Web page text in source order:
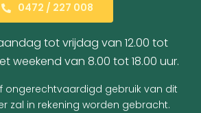
0472 / 227 008
tot vrijdag van 12.00 tot
weekend van 8.00 tot 18.00 uur.
ongerechtvaardigd gebruik van dit
zal in rekening worden gebracht.